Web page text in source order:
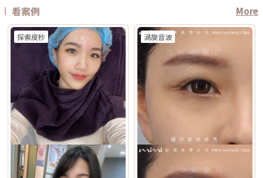
八歲者不建議未成年人接受此類治療，除非有醫療必要且經監護人與專業醫
雷射有什麼最大差別？Reepot 的能量作用以機械式震動為主，而非傳統以
熱破壞色素為核心的方式，因此對周邊組織較為溫和，修復期相對短。搭配
AI 智慧影像分析與低溫保護，可讓能量更集中在斑點本身，減少熱擴散造成
的紅腫或反黑風險。對於需要更加精準、可控的淺層色素改善者，是較新的
治療選擇。Q2：一次療程能看到效果嗎？需要做幾次比較理想？淺層曬
斑、雀斑在單次治療後多半能看到初步變化；但深層或混合型色素通常需要
多次治療，效果會以「循序淡化」的方式呈現。實際次數與間隔仍須依個人
膚況並由醫師評估調整。Q3：Reepot 是否有反黑風險？術後該注意什麼？
任何除斑型雷射都可能有反黑風險，但 Reepot 因熱傷害較低、加上冷卻系
統保護，發生率較低。術後的關鍵在於防曬和保濕，尤其治療後一週避免曝
曬、蒸氣、刺激性保養品。若依照術後指示照護，能大幅降低色素反應的機
會。Q4：敏感肌或薄皮膚適合做 Reepot 嗎？Reepot 的能量模式相對溫
和，加上冷卻保護，對敏感肌而言較為友善。但敏感肌的特性是屏障本身不
穩定，因此治療前仍需要專業檢視膚況，若正處於發炎、乾裂或紅敏期，建
議先穩定皮膚後再安排療程。Q5：做 Reepot 之後多久可以搭配其他醫美
療程？治療後皮膚需要時間恢復，因此若要搭配保濕導入、水光等溫和療
程，通常約 2～3 週即可視膚況安排；若是皮秒、飛梭、強效換膚或注射等
刺激性較高的項目，建議至少間隔 4 週再評估。適當的間隔能降低反黑與過
可以優先評估音波。 如果同時有鬆和垂：可以和醫師討論電音波搭配。這
也是為什麼現在很多醫師會用「複合式療程」來做規劃。不是每個人都只需
要一種療程，而是要看老化主要發生在哪一層，再決定適合電波、音波，還
是兩者搭配。電波音波可以一起打嗎？可以，但不是每個人都一定需要。電
波和音波作用原理不同，所以在醫師評估下，兩者確實可以搭配。常見做法
是用音波處理深層輪廓拉提，再用電波改善皮膚緊緻與膚質鬆弛，讓效果更
全面。不過，電音波不是「全部打越多越好」。發數、能量、施作順序、間
隔時間，都需要依照個人臉部條件設計。如果臉部脂肪偏少、皮膚偏薄、曾
做過其他療程，或是近期剛打過針劑，更要讓醫師完整評估，避免過度治
療。做電波音波前，要注意哪些事？第一，先判斷自己是哪一種老化問題在
選電波或音波前，先不要急著問「哪個比較好」，而是要先看自己的老化問
題屬於哪一種。臉部老化常見可分成四大類：組織鬆弛下垂、結構性凹陷、
皺紋形成、膚質老化。電波和音波主要處理的是「鬆弛與下垂」這一類問
題。電波偏向改善皮膚鬆弛、細紋與緊緻度；音波偏向改善輪廓下垂、嘴邊
肉與下顎線模糊。但如果是太陽穴凹陷、淚溝、臉頰凹陷這類結構性凹陷，
或是斑點、色素沉澱這類膚質問題，單靠電波或音波不一定能解決，需要搭
配其他療程評估。第二，不要只看價格，更要看療程規劃是否合理電波音波
的價格會受到儀器種類、探頭、發數、施作部位、能量設定與診所規劃影
響。價格便宜不一定不好，但如果只用價格做決定，很容易忽略真正重要的
事：這療程到底有沒有符合你的臉部狀況？同樣是音波，有人需要加強下顎
線，有人需要處理嘴邊肉；同樣是電波，有人重點在眼周細紋，有人重點在
容積式加熱 療程定位 膚質、細緻、緊緻並重 輪廓、拉提、緊實為主 適合族
冷卻技術 五階七段冷卻系統 分段噴灑冷媒 探頭 雅典娜探頭：臉部 宙斯探
頭：身體 愛神探頭：眼周 紫鑽探頭：臉/四肢 碧眼探頭：眼周 藍鑽探頭：
臉/四肢 黃金探頭：身體 疼痛感 多數定位為較舒適型 但仍因人而異 感受通
常較明顯，但依能量、部位與個人耐受度不同 常見效果感受 膚質變細、臉
部較緊 光澤提升 輪廓變緊、線條感改善 適合重點 想變精緻、自然、保養型
想加強緊緻、抗老、輪廓型 原理差異：單極、雙極到底是什麼？很多人看
到「單極」、「雙極」會覺得很難懂，其實可以用生活化的方式理解。單極
電波：像是把熱能傳遞到較深、較廣的範圍，主要作用於較深層皮膚組織
（以真皮層為主），常被用於緊緻與支撐感相關需求。鳳凰電波即屬於單極
射頻應用。雙極電波：則是將能量集中在兩個電極之間，作用範圍相對較
淺，較常被用於膚質細緻、表層改善等需求。無雙電波的特色，在於將單極
與雙極兩種模式結合於同一療程設計中。根據官方資料，DENSITY 可透過
不同射頻模式，將能量分別作用於深層與淺層皮膚。因此，兩者並不是「誰
比較高級」，而是設計邏輯不同。若主要需求為輪廓拉提與緊緻，單極射頻
為主的療程通常較符合需求；若希望同時兼顧膚質細緻與輕度緊緻，複合式
電波療程則可能更具彈性。效果差異：拉提感、緊緻感、膚質感不一樣1. 拉
提感如果你的主要困擾是「臉部鬆弛」、「下顎線不清楚」或「嘴邊肉變明
顯」，鳳凰電波通常是較常被討論的選項之一。其應用多與輪廓緊緻與鬆弛
https://www.instagram.com/drdeungskinclinic/張英睿皮膚專科診所地
址：新北市板橋區文化路一段118號電話：(02)-2250-6065LINE：
@xat.0000195926.1nzhttps://page.line.me/xat.0000195926.1nz?
openQrModal=true
看案例 More
探索皮秒 渦旋音波